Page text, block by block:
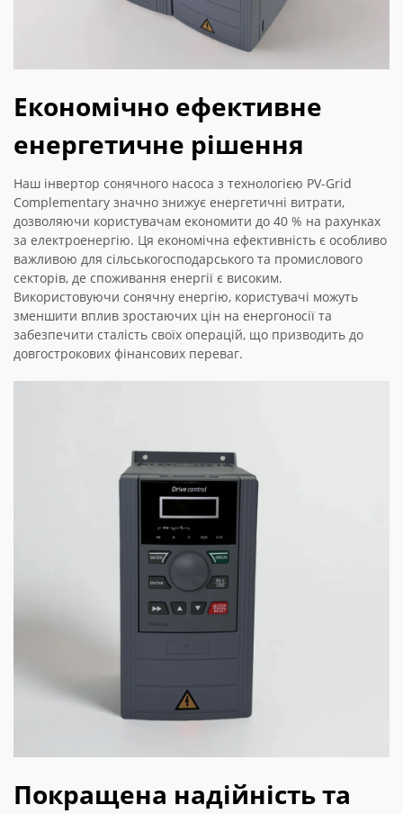
Економічно ефективне
енергетичне рішення
Наш інвертор сонячного насоса з технологією PV-Grid
Complementary значно знижує енергетичні витрати,
дозволяючи користувачам економити до 40 % на рахунках
за електроенергію. Ця економічна ефективність є особливо
важливою для сільськогосподарського та промислового
секторів, де споживання енергії є високим.
Використовуючи сонячну енергію, користувачі можуть
зменшити вплив зростаючих цін на енергоносії та
забезпечити сталість своїх операцій, що призводить до
довгострокових фінансових переваг.
Покращена надійність та